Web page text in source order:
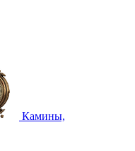
Камины,